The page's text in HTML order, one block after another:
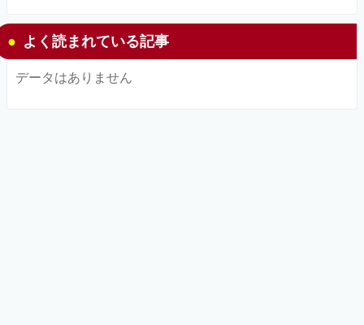
よく読まれている記事
データはありません